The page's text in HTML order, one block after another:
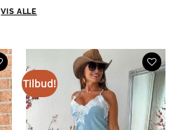
VIS ALLE
Tilbud!